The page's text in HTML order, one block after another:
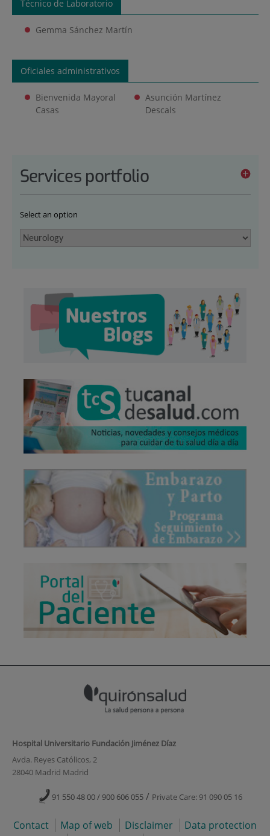
Técnico de Laboratorio
Gemma Sánchez Martín
Oficiales administrativos
Bienvenida Mayoral
Casas
Asunción Martínez
Descals
Services portfolio
Select an option
Hospital Universitario Fundación Jiménez Díaz
Avda. Reyes Católicos, 2
28040 Madrid Madrid
91 550 48 00 / 900 606 055 / Private Care: 91 090 05 16
Contact Map of web Disclaimer
Data protection